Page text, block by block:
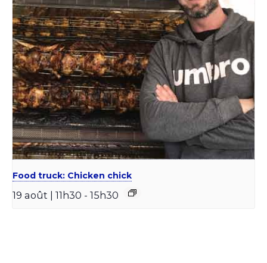
Food truck: Chicken chick
19 août | 11h30 - 15h30